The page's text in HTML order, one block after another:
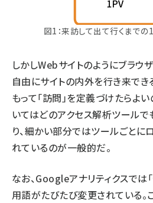
図1：来訪して出て行くまで
しかしWebサイトのようにブラウ
自由にサイトの内外を行き来でき
もって「訪問」を定義づけたらよい
いてはどのアクセス解析ツール
り、細かい部分ではツールごと
れているのが一般的だ。
なお、Googleアナリティクスでは「
用語がたびたび変更されている。